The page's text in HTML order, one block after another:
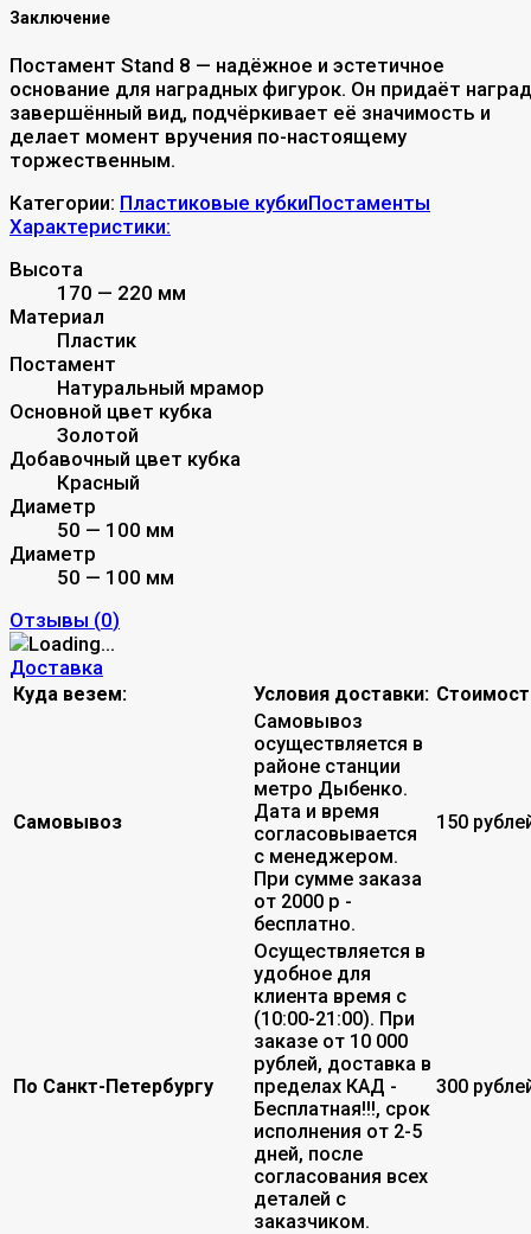
Заключение
Постамент Stand 8 — надёжное и эстетичное
основание для наградных фигурок. Он придаёт
завершённый вид, подчёркивает её значимость и
делает момент вручения по-настоящему
торжественным.
Категории: Пластиковые кубкиПостаменты
Характеристики:
Высота
170 — 220 мм
Материал
Пластик
Постамент
Натуральный мрамор
Основной цвет кубка
Золотой
Добавочный цвет кубка
Красный
Диаметр
50 — 100 мм
Диаметр
50 — 100 мм
Отзывы (0)
Доставка
Куда везем: Условия доставки:
Самовывоз
Самовывоз
осуществляется в
районе станции
метро Дыбенко.
Дата и время
согласовывается
с менеджером.
При сумме заказа
от 2000 р -
бесплатно.
150
По Санкт-Петербургу
Осуществляется в
удобное для
клиента время с
(10:00-21:00). При
заказе от 10 000
рублей, доставка в
пределах КАД -
Бесплатная!!!, срок
исполнения от 2-5
дней, после
согласования всех
деталей с
заказчиком.
300